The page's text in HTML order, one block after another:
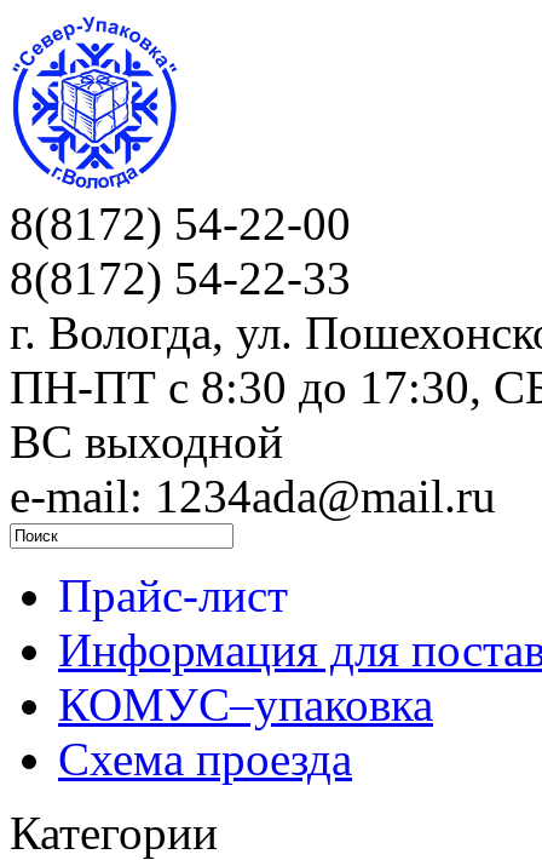
8(8172) 54-22-00
8(8172) 54-22-33
г. Вологда, ул.
ПН-ПТ c 8:30 до 17:30,
ВС выходной
e-mail: 1234ada@mail.ru
Прайс-лист
Информация для
КОМУС–упаковка
Схема проезда
Категории